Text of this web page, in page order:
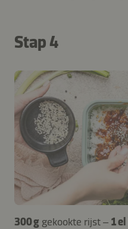
Stap 4
300 g gekookte rijst – 1 el